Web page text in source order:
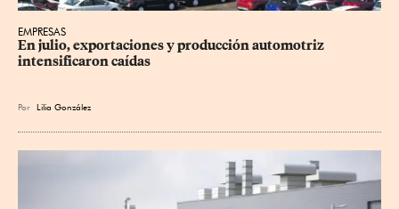
EMPRESAS
En julio, exportaciones y producción automotriz
intensificaron caídas
Por Lilia González